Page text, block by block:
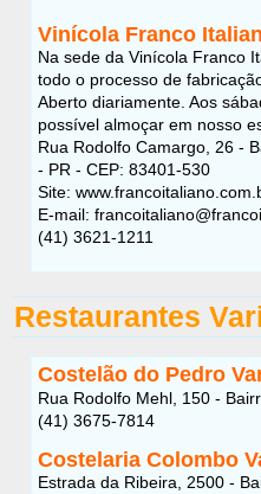
Vinícola Franco
Na sede da Vinícola Franco
todo o processo de
Aberto diariamente. Aos
possível almoçar em nosso
Rua Rodolfo Camargo, 26 -
- PR - CEP: 83401-530
Site:
E-mail:
(41) 3621-1211
Restaurantes
Costelão do Pedro
Rua Rodolfo Mehl, 150 -
(41) 3675-7814
Costelaria Colombo
Estrada da Ribeira, 2500 -